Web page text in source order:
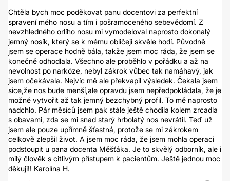
Chtěla bych moc poděkovat panu docentovi za perfektní
spravení mého nosu a tím i pošramoceného sebevědomí. Z
nevzhledného orlího nosu mi vymodeloval naprosto dokonalý
jemný nosík, který se k mému obličeji skvěle hodí. Původně
jsem se operace hodně bála, takže jsem moc ráda, že jsem se
konečně odhodlala. Všechno ale proběhlo v pořádku a až na
nevolnost po narkóze, nebyl zákrok vůbec tak namáhavý, jak
jsem očekávala. Nejvíc mě ale překvapil výsledek. Čekala jsem
sice,že nos bude menší,ale opravdu jsem nepředpokládala, že je
možné vytvořit až tak jemný bezchybný profil. To mě naprosto
nadchlo. Pár měsíců jsem pak stále ještě chodila kolem zrcadla
s obavami, zda se mi snad starý hrbolatý nos nevrátil. Teď už
jsem ale pouze upřímně šťastná, protože se mi zákrokem
celkově zlepšil život. A jsem moc ráda, že jsem mohla operaci
podstoupit u pana docenta Měšťáka. Je to skvělý odborník, ale i
milý člověk s citlivým přístupem k pacientům. Ještě jednou moc
děkuji!! Karolína H.